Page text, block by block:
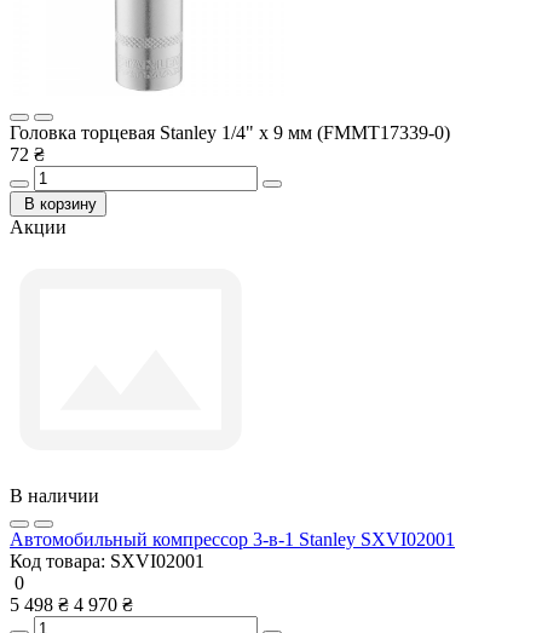
Головка торцевая Stanley 1/4" х 9 мм (FMMT17339-0)
72 ₴
В корзину
Акции
В наличии
Автомобильный компрессор 3-в-1 Stanley SXVI02001
Код товара: SXVI02001
0
5 498 ₴ 4 970 ₴